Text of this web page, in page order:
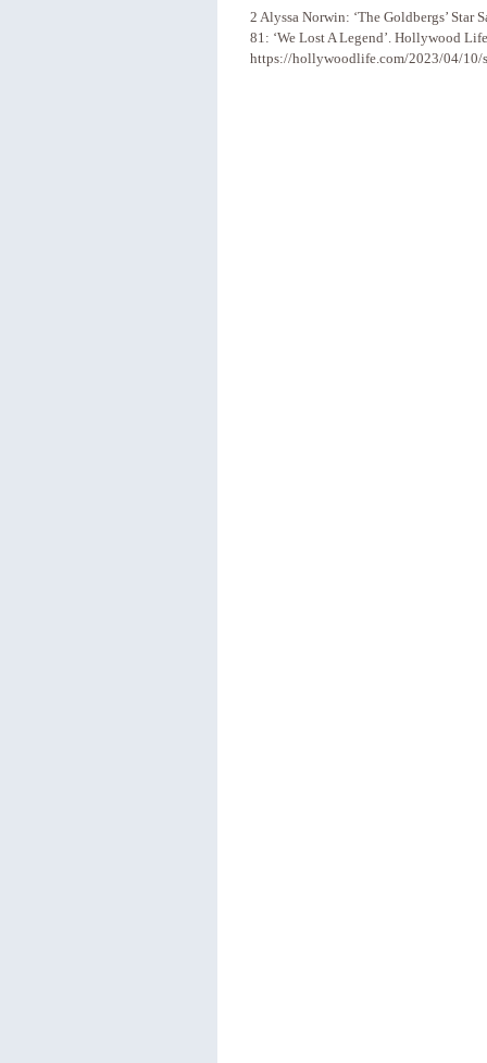
2 Alyssa Norwin: ‘The Goldbergs’ Star
81: ‘We Lost A Legend’. Hollywood
https://hollywoodlife.com/2023/04/10/